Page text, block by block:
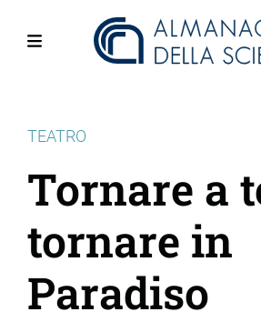
TEATRO
Tornare a
tornare in
Paradiso